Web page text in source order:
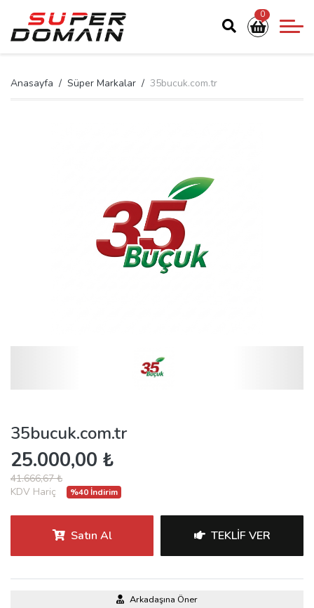
0
Anasayfa Süper Markalar 35bucuk.com.tr
35bucuk.com.tr
25.000,00 ₺
41.666,67 ₺
KDV Hariç
%40 İndirim
Satın Al TEKLIF VER
Arkadaşına Öner